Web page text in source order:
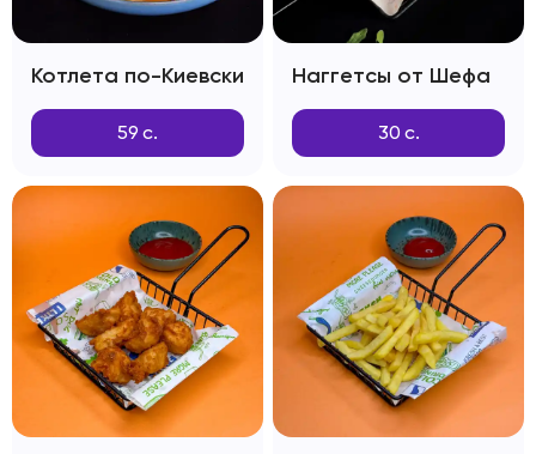
Котлета по-Киевски
59 с.
Наггетсы от Шефа
30 с.